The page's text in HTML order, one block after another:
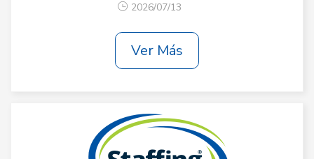
2026/07/13
Ver Más